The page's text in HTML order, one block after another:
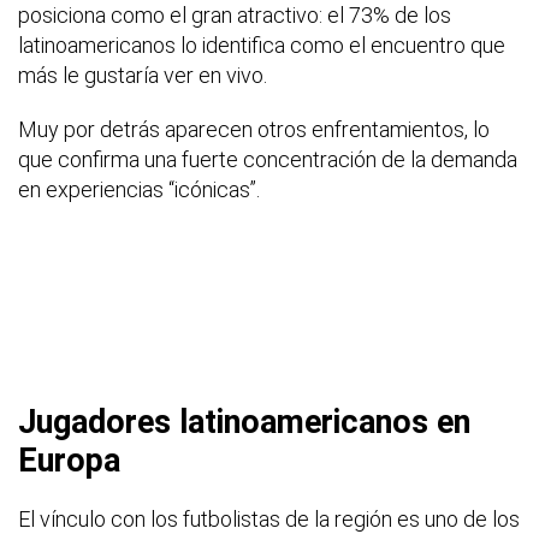
posiciona como el gran atractivo: el 73% de los
latinoamericanos lo identifica como el encuentro que
más le gustaría ver en vivo.
Muy por detrás aparecen otros enfrentamientos, lo
que confirma una fuerte concentración de la demanda
en experiencias “icónicas”.
Jugadores latinoamericanos en
Europa
El vínculo con los futbolistas de la región es uno de los